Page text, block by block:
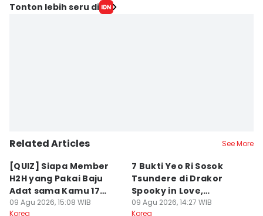
Tonton lebih seru di
Related Articles See More
[QUIZ] Siapa Member
H2H yang Pakai Baju
Adat sama Kamu 17
Agustusan?
09 Agu 2026, 15:08 WIB
Korea
7 Bukti Yeo Ri Sosok
Tsundere di Drakor
Spooky in Love,
Misterius!
09 Agu 2026, 14:27 WIB
Korea